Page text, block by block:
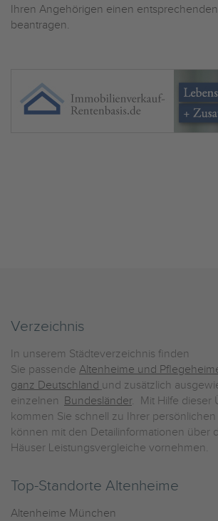
Ihren Angehörigen einen
beantragen.
Verzeichnis
In unserem Städteverzeichnis finden
Sie passende Altenheime und
ganz Deutschland und zusätzlich
einzelnen Bundesländer. Mit Hilfe dieser
kommen Sie schnell zu Ihrer
können mit den Detailinformationen über
Häuser Leistungsvergleiche vornehmen.
Top-Standorte Altenheime
Altenheime München